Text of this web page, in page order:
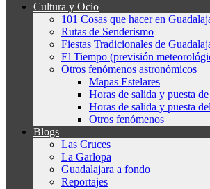
Cultura y Ocio
101 Cosas que hacer en
Rutas de Senderismo
Fiestas Tradicionales de
El Tiempo (previsión
Otros fenómenos astronómicos
Mapas Estelares
Horas de salida y puesta
Horas de salida y puesta
Otros fenómenos
Blogs
Las Cruces
La Garlopa
Guadalajara a fondo
Reportajes